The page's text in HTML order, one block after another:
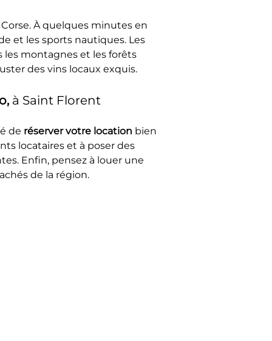
À quelques minutes en
et les sports nautiques. Les
les montagnes et les forêts
des vins locaux exquis.
à Saint Florent
de réserver votre location bien
locataires et à poser des
Enfin, pensez à louer une
de la région.